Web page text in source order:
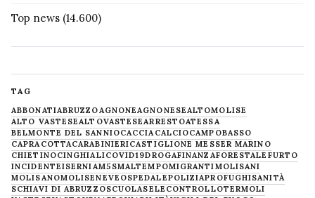
Top news (14.600)
TAG
ABBONATIABRUZZOAGNONEAGNONESEALTOMOLISE
ALTO VASTESEALTOVASTESEARRESTOATESSA
BELMONTE DEL SANNIOCACCIACALCIOCAMPOBASSO
CAPRACOTTACARABINIERICASTIGLIONE MESSER MARINO
CHIETINOCINGHIALICOVID19DROGAFINANZAFORESTALE FURTO
INCIDENTEISERNIAM5SMALTEMPOMIGRANTIMOLISANI
MOLISANOMOLISENEVE OSPEDALEPOLIZIAPROFUGHISANITÀ
SCHIAVI DI ABRUZZOSCUOLASELECONTROLLOTERMOLI